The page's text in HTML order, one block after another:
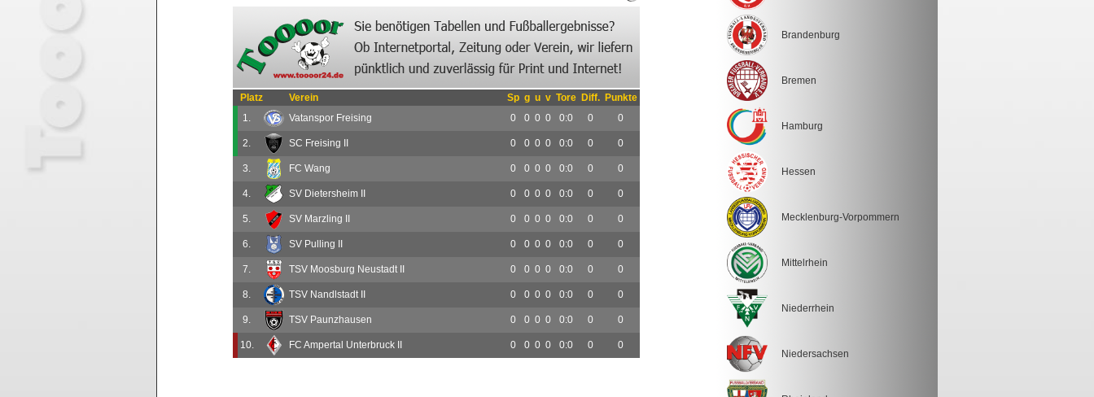
Platz Verein Sp g u v Tore Diff.
Punkte
1.
Vatanspor Freising 0 0 0 0 0:0 0 0
2. SC Freising II 0 0 0 0 0:0 0 0
3. FC Wang 0 0 0 0 0:0 0 0
4. SV Dietersheim II 0 0 0 0 0:0 0 0
5. SV Marzling II 0 0 0 0 0:0 0 0
6. SV Pulling II 0 0 0 0 0:0 0 0
7. TSV Moosburg Neustadt II 0 0 0 0 0:0 0 0
8. TSV Nandlstadt II 0 0 0 0 0:0 0 0
9. TSV Paunzhausen 0 0 0 0 0:0 0 0
10. FC Ampertal Unterbruck II 0 0 0 0 0:0 0 0
Brandenburg
Bremen
Hamburg
Hessen
Mecklenburg-Vorpommern
Mittelrhein
Niederrhein
Niedersachsen